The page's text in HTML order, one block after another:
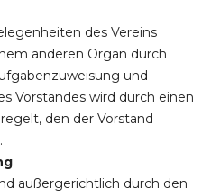
des Vereins
anderen Organ durch
und
Vorstandes wird durch einen
den der Vorstand
außergerichtlich durch den